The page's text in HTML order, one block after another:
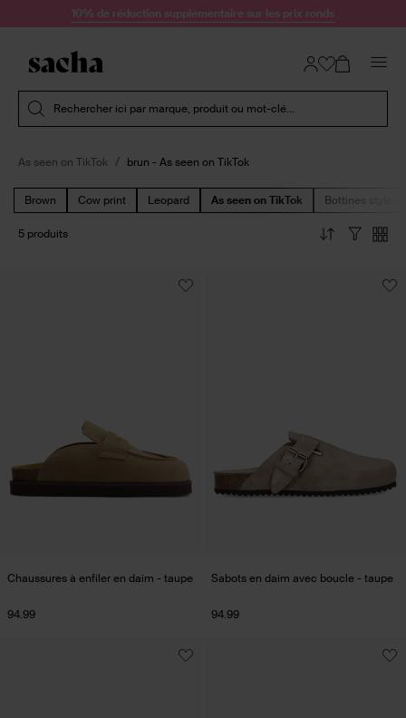
Passer au contenu10% de réduction supplémentaire sur les prix ronds
Rechercher ici par marque, produit ou mot-clé...
As seen on TikTok brun - As seen on TikTok
Brown Cow print Leopard As seen on TikTok Bottines style
5 produits
Chaussures à enfiler en daim - taupe
94.99
Sabots en daim avec boucle - taupe
94.99